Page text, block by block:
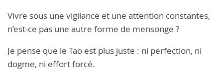
Vivre sous une vigilance et une attention constantes,
n’est-ce pas une autre forme de mensonge ?
Je pense que le Tao est plus juste : ni perfection, ni
dogme, ni effort forcé.